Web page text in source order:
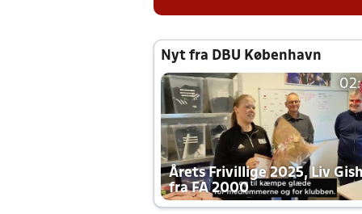
Nyt fra DBU København
Årets Frivillige 2025, Liv
fra FA 2000